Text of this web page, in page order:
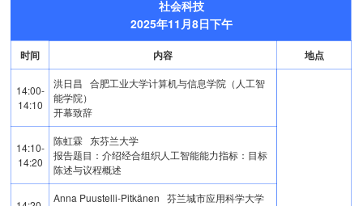
社会科技
2025年11月8日下午
时间 内容 地点
14:00-
14:10
洪日昌 合肥工业大学计算机与信息学院（人工智
能学院）
开幕致辞
14:10-
14:20
陈虹霖 东芬兰大学
报告题目：介绍经合组织人工智能能力指标：目标
陈述与议程概述
Anna Puustelli-Pitkänen 芬兰城市应用科学大学